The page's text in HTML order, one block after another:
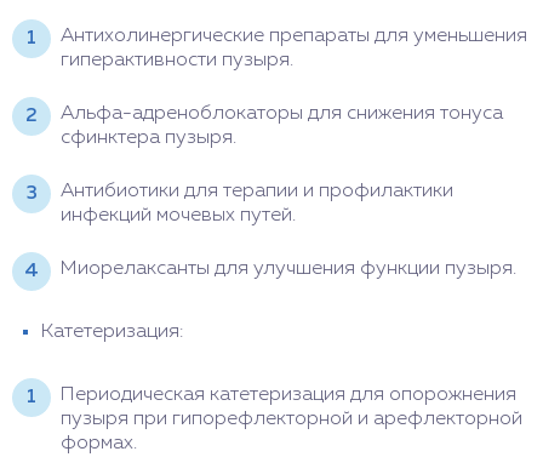
Антихолинергические препараты для уменьшения
гиперактивности пузыря.
Альфа-адреноблокаторы для снижения тонуса
сфинктера пузыря.
Антибиотики для терапии и профилактики
инфекций мочевых путей.
Миорелаксанты для улучшения функции пузыря.
Катетеризация:
Периодическая катетеризация для опорожнения
пузыря при гипорефлекторной и арефлекторной
формах.